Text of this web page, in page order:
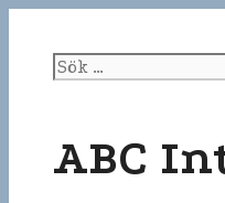
innehåll
Sök
efter:
ABC